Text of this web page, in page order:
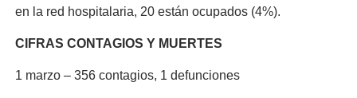
en la red hospitalaria, 20 están ocupados (4%).
CIFRAS CONTAGIOS Y MUERTES
1 marzo – 356 contagios, 1 defunciones